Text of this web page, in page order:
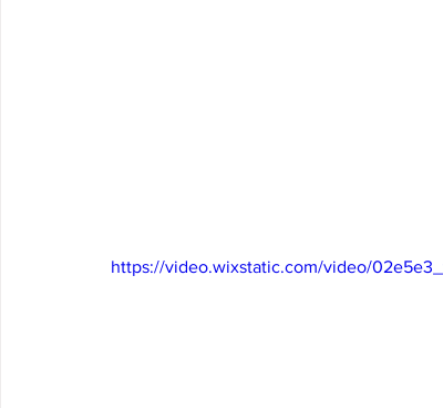
https://video.wixstatic.com/video/